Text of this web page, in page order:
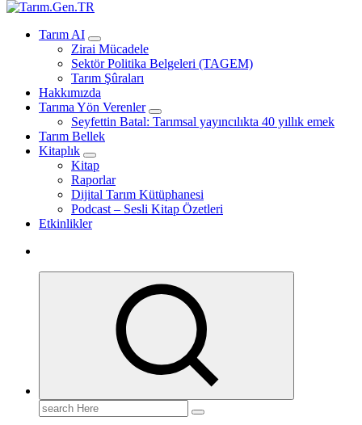
Türk Tarımının İnternetteki Adresi
Tarım AI
Zirai Mücadele
Sektör Politika Belgeleri (TAGEM)
Tarım Şûraları
Hakkımızda
Tarıma Yön Verenler
Seyfettin Batal: Tarımsal yayıncılıkta 40 yıllık emek
Tarım Bellek
Kitaplık
Kitap
Raporlar
Dijital Tarım Kütüphanesi
Podcast – Sesli Kitap Özetleri
Etkinlikler
Search
for: